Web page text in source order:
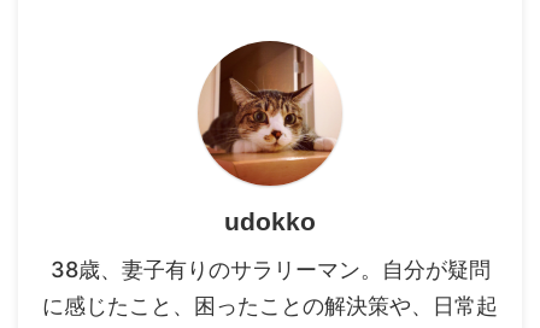
udokko
38歳、妻子有りのサラリーマン。自分が疑問
に感じたこと、困ったことの解決策や、日常起